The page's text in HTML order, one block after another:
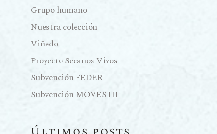
Grupo humano
Nuestra colección
Viñedo
Proyecto Secanos Vivos
Subvención FEDER
Subvención MOVES III